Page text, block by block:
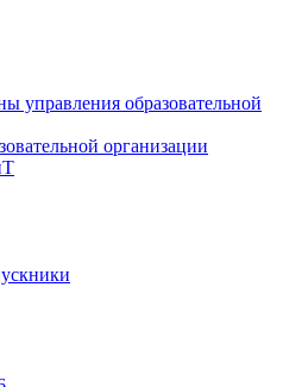
управления образовательной
организации